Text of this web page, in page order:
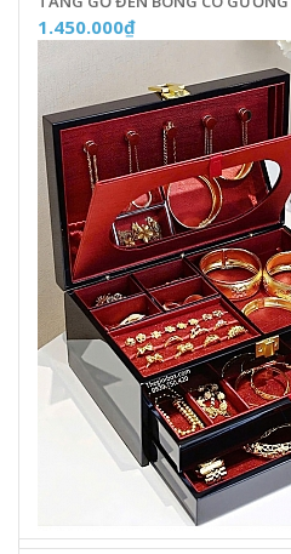
1.450.000₫